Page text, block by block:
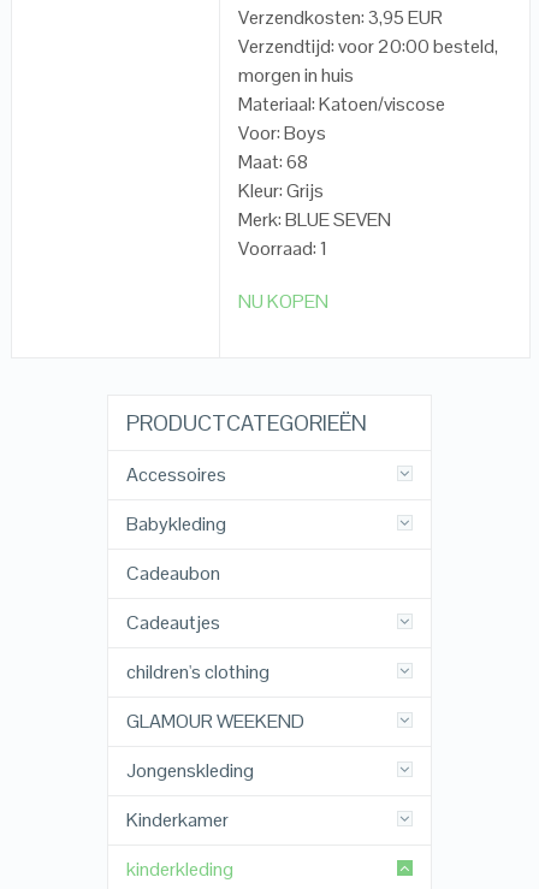
Verzendkosten: 3,95 EUR
Verzendtijd: voor 20:00 besteld,
morgen in huis
Materiaal: Katoen/viscose
Voor: Boys
Maat: 68
Kleur: Grijs
Merk: BLUE SEVEN
Voorraad: 1
NU KOPEN
PRODUCTCATEGORIEËN
Accessoires
Babykleding
Cadeaubon
Cadeautjes
children's clothing
GLAMOUR WEEKEND
Jongenskleding
Kinderkamer
kinderkleding